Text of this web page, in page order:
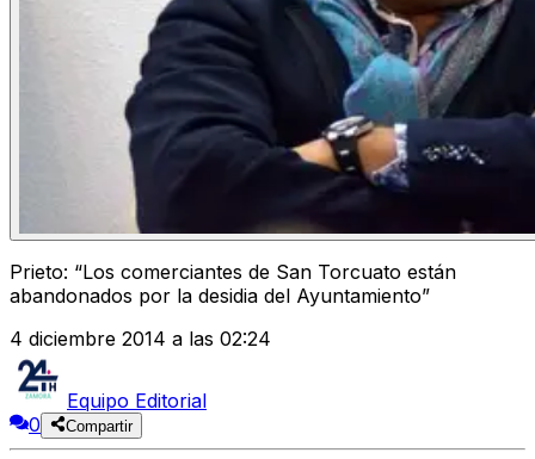
Prieto: “Los comerciantes de San Torcuato están
abandonados por la desidia del Ayuntamiento”
4 diciembre 2014 a las 02:24
Equipo Editorial
0
Compartir